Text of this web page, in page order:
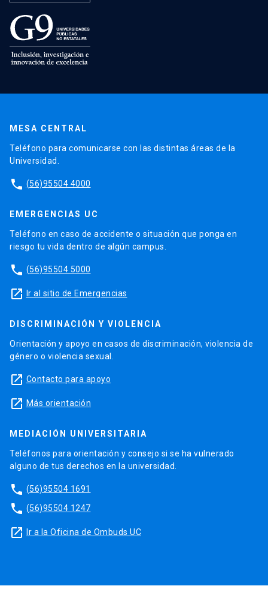
MESA CENTRAL
Teléfono para comunicarse con las distintas áreas de la
Universidad.
phone (56)95504 4000
EMERGENCIAS UC
Teléfono en caso de accidente o situación que ponga en
riesgo tu vida dentro de algún campus.
phone (56)95504 5000
launch Ir al sitio de Emergencias
DISCRIMINACIÓN Y VIOLENCIA
Orientación y apoyo en casos de discriminación, violencia de
género o violencia sexual.
launch Contacto para apoyo
launch Más orientación
MEDIACIÓN UNIVERSITARIA
Teléfonos para orientación y consejo si se ha vulnerado
alguno de tus derechos en la universidad.
phone (56)95504 1691
phone (56)95504 1247
launch Ir a la Oficina de Ombuds UC